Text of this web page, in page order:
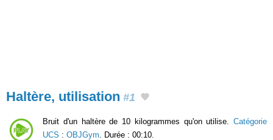
Haltère, utilisation #1
Bruit d'un haltère de 10 kilogrammes qu'on utilise. Catégorie
UCS : OBJGym . Durée : 00:10.